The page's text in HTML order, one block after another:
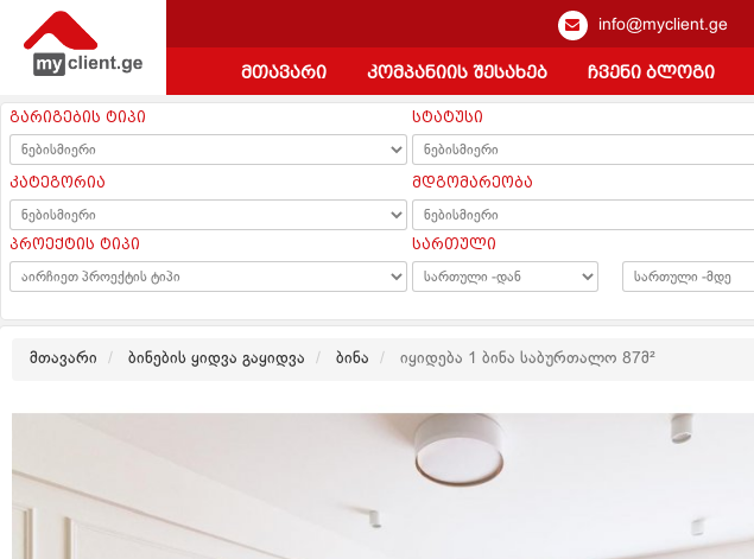
info@myclient.ge
მთავარი კომპანიის შესახებ ჩვენი ბლოგი
გარიგების ტიპი სტატუსი
კატეგორია მდგომარეობა
პროექტის ტიპი სართული
მთავარი ბინების ყიდვა გაყიდვა ბინა იყიდება 1 ბინა საბურთალო 87მ²